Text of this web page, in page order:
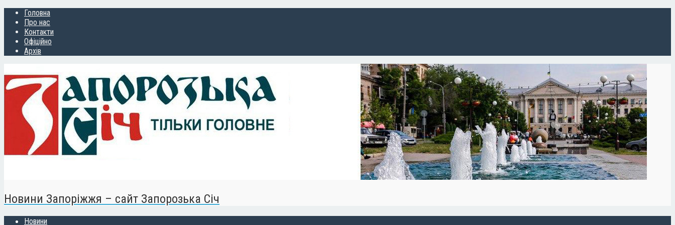
Головна
Про нас
Контакти
Офіційно
Архів
Новини Запоріжжя – сайт Запорозька Січ
Новини